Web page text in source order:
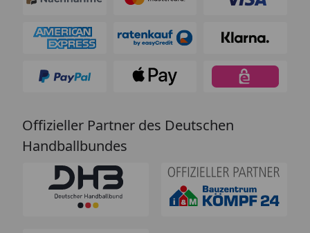
Offizieller Partner des Deutschen
Handballbundes